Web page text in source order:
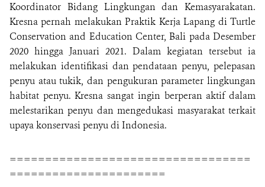
Koordinator Bidang Lingkungan dan Kemasyarakatan.
Kresna pernah melakukan Praktik Kerja Lapang di Turtle
Conservation and Education Center, Bali pada Desember
2020 hingga Januari 2021. Dalam kegiatan tersebut ia
melakukan identifikasi dan pendataan penyu, pelepasan
penyu atau tukik, dan pengukuran parameter lingkungan
habitat penyu. Kresna sangat ingin berperan aktif dalam
melestarikan penyu dan mengedukasi masyarakat terkait
upaya konservasi penyu di Indonesia.
==================================
======================